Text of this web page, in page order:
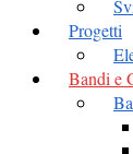
Progetti
Bandi e